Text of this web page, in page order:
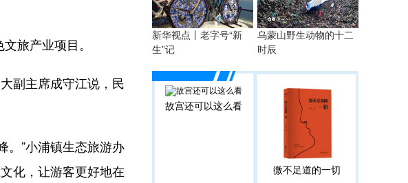
旅产业项目。
副主席成守江说，民
”小浦镇生态旅游办
化，让游客更好地在
新华视点丨老字号“新
生”记
乌蒙山野生动物的十二
时辰
故宫还可以这么看
微不足道的一切